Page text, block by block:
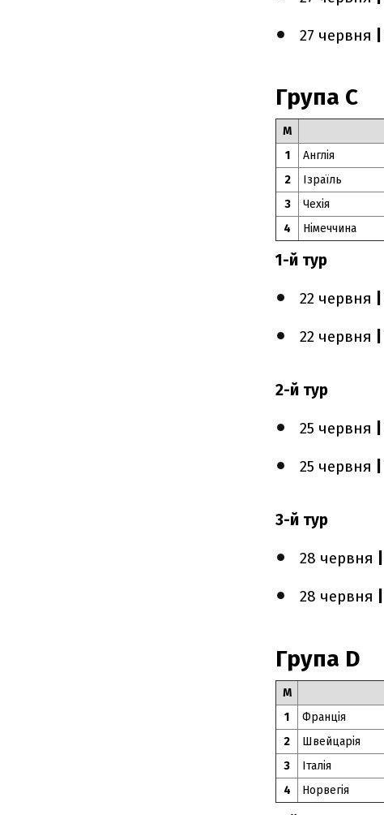
27 червня
Група C
М
1
Англія
2
Ізраїль
3
Чехія
4
Німеччина
1-й тур
22 червня
22 червня
2-й тур
25 червня
25 червня
3-й тур
28 червня
28 червня
Група D
М
1
Франція
2
Швейцарія
3
Італія
4
Норвегія